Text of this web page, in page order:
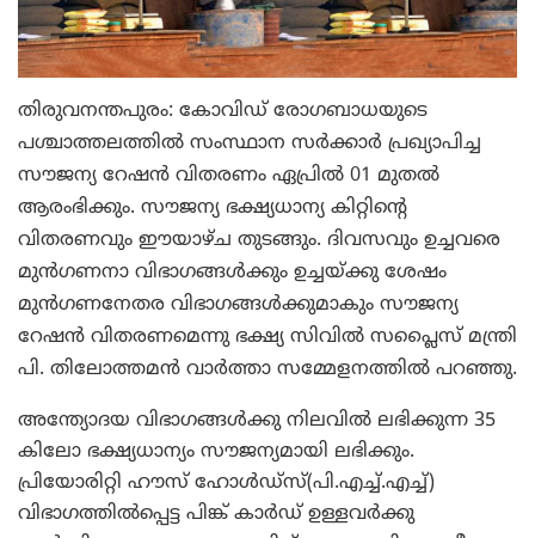
തിരുവനന്തപുരം: കോവിഡ് രോഗബാധയുടെ
പശ്ചാത്തലത്തില്‍ സംസ്ഥാന സര്‍ക്കാര്‍ പ്രഖ്യാപിച്ച
സൗജന്യ റേഷന്‍ വിതരണം ഏപ്രില്‍ 01 മുതല്‍
ആരംഭിക്കും. സൗജന്യ ഭക്ഷ്യധാന്യ കിറ്റിന്റെ
വിതരണവും ഈയാഴ്ച തുടങ്ങും. ദിവസവും ഉച്ചവരെ
മുന്‍ഗണനാ വിഭാഗങ്ങള്‍ക്കും ഉച്ചയ്ക്കു ശേഷം
മുന്‍ഗണനേതര വിഭാഗങ്ങള്‍ക്കുമാകും സൗജന്യ
റേഷന്‍ വിതരണമെന്നു ഭക്ഷ്യ സിവില്‍ സപ്ലൈസ് മന്ത്രി
പി. തിലോത്തമന്‍ വാര്‍ത്താ സമ്മേളനത്തില്‍ പറഞ്ഞു.
അന്ത്യോദയ വിഭാഗങ്ങള്‍ക്കു നിലവില്‍ ലഭിക്കുന്ന 35
കിലോ ഭക്ഷ്യധാന്യം സൗജന്യമായി ലഭിക്കും.
പ്രിയോരിറ്റി ഹൗസ് ഹോള്‍ഡ്സ്(പി.എച്ച്.എച്ച്)
വിഭാഗത്തില്‍പ്പെട്ട പിങ്ക് കാര്‍ഡ് ഉള്ളവര്‍ക്കു